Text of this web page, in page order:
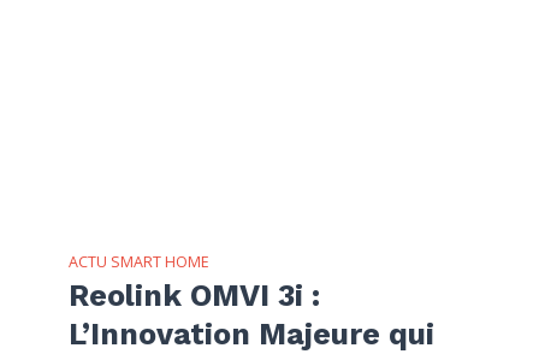
ACTU SMART HOME
Reolink OMVI 3i :
L’Innovation Majeure qui